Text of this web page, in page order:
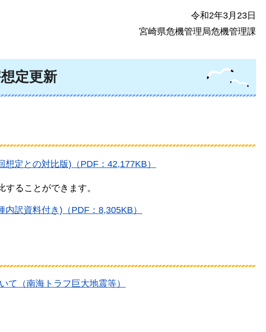
令和2年3月23日
宮崎県危機管理局危機管理課
定更新
定との対比版)（PDF：42,177KB）
ることができます。
訳資料付き)（PDF：8,305KB）
て（南海トラフ巨大地震等）